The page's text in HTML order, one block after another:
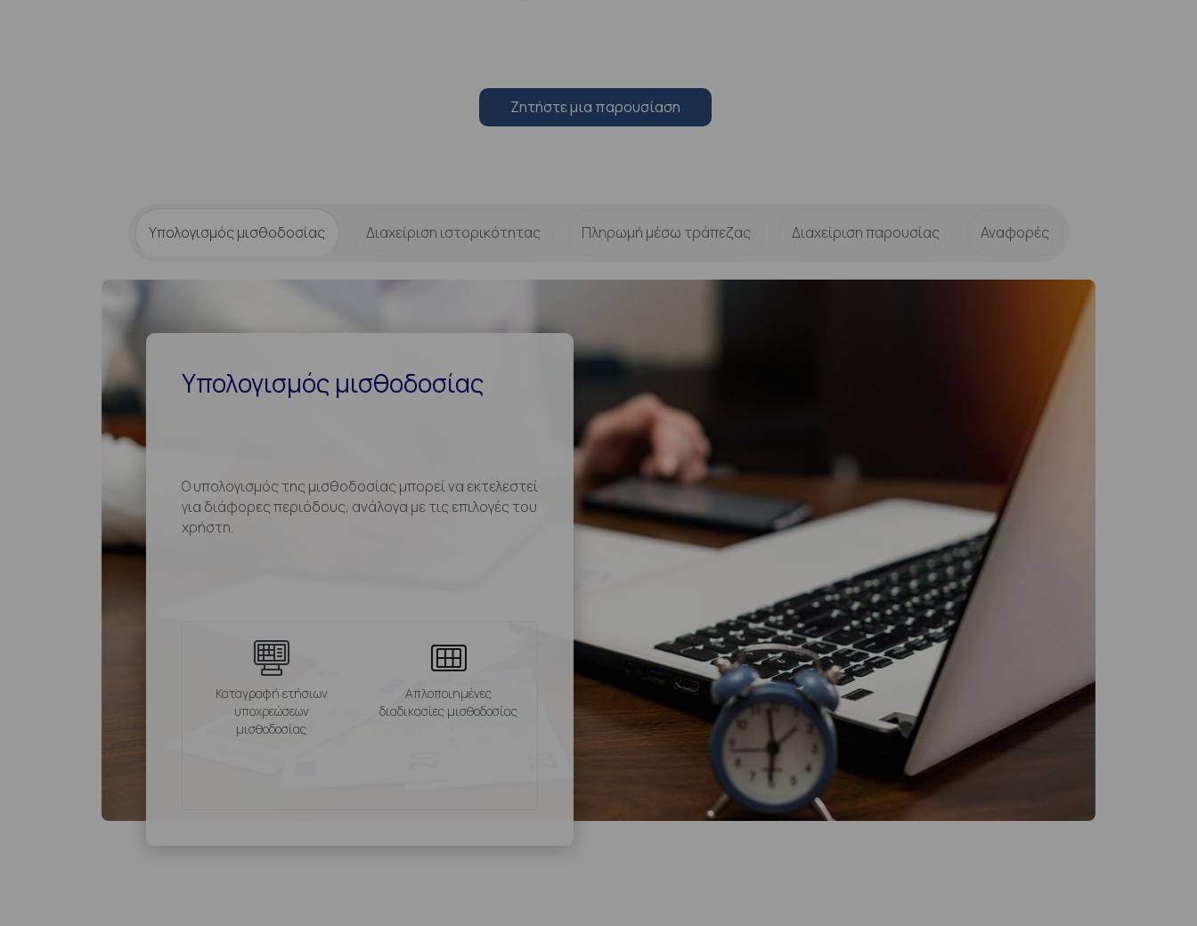
Zητήστε μια παρουσίαση
Υπολογισμός μισθοδοσίας Διαχείριση ιστορικότητας Πληρωμή μέσω τράπεζας Διαχείριση παρουσίας Αναφορές
Υπολογισμός μισθοδοσίας
Ο υπολογισμός της μισθοδοσίας μπορεί να εκτελεστεί
για διάφορες περιόδους, ανάλογα με τις επιλογές του
χρήστη.
Καταγραφή ετήσιων
υποχρεώσεων
μισθοδοσίας
Απλοποιημένες
διαδικασίες μισθοδοσίας